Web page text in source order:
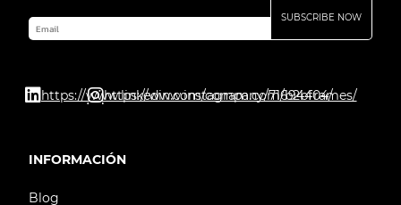
INFORMACIÓN
Blog
Email SUBSCRIBE NOW
https://www.linkedin.com/company/71694404/
https://www.instagram.com/b2bframes/